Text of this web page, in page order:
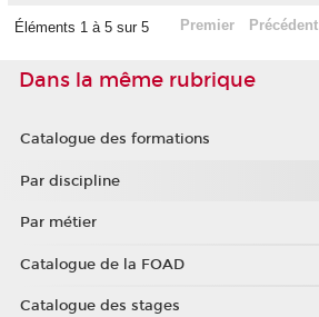
Éléments 1 à 5 sur 5 Premier Précédent
Dans la même rubrique
Catalogue des formations
Par discipline
Par métier
Catalogue de la FOAD
Catalogue des stages